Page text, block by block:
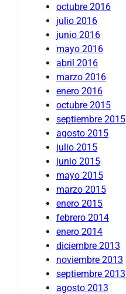
octubre 2016
julio 2016
junio 2016
mayo 2016
abril 2016
marzo 2016
enero 2016
octubre 2015
septiembre 2015
agosto 2015
julio 2015
junio 2015
mayo 2015
marzo 2015
enero 2015
febrero 2014
enero 2014
diciembre 2013
noviembre 2013
septiembre 2013
agosto 2013